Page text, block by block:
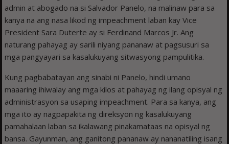
admin at abogado na si Salvador Panelo, na malinaw para sa
kanya na ang nasa likod ng impeachment laban kay Vice
President Sara Duterte ay si Ferdinand Marcos Jr. Ang
naturang pahayag ay sarili niyang pananaw at pagsusuri sa
mga pangyayari sa kasalukuyang sitwasyong pampulitika.
Kung pagbabatayan ang sinabi ni Panelo, hindi umano
maaaring ihiwalay ang mga kilos at pahayag ng ilang opisyal ng
administrasyon sa usaping impeachment. Para sa kanya, ang
mga ito ay nagpapakita ng direksyon ng kasalukuyang
pamahalaan laban sa ikalawang pinakamataas na opisyal ng
bansa. Gayunman, ang ganitong pananaw ay nananatiling isang